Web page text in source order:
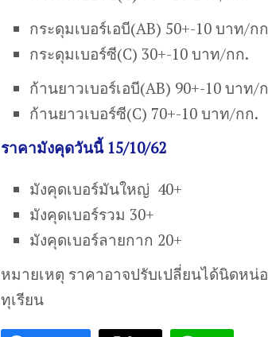
กระดุมเบอร์เอบี(AB) 50+-10 บาท/ก
กระดุมเบอร์ซี(C) 30+-10 บาท/กก.
ก้านยาวเบอร์เอบี(AB) 90+-10 บาท/
ก้านยาวเบอร์ซี(C) 70+-10 บาท/กก.
ราคามังคุดวันนี้ 15/10/62
มังคุดเบอร์มันใหญ่ 40+
มังคุดเบอร์รวม 30+
มังคุดเบอร์ลายกาก 20+
หมายเหตุ ราคาอาจปรับเปลี่ยนได้นิดห
ทุเรียน